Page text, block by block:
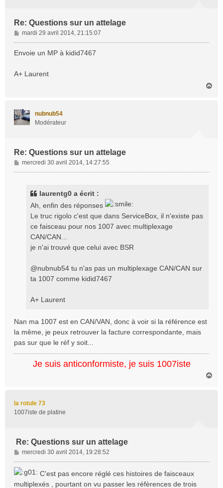
Re: Questions sur un attelage
M
e
s
g
mardi 29 avril 2014, 21:15:07
Envoie un MP à kidid7467
A+ Laurent
nubnub54
Modérateur
Re: Questions sur un attelage
M
e
mercredi 30 avril 2014, 14:27:55
laurentg0 a écrit :
Ah, enfin des réponses
Le truc rigolo c'est que dans ServiceBox, il n'existe pas
ce faisceau pour nos 1007 avec multiplexage
CAN/CAN...
je n'ai trouvé que celui avec BSR
@nubnub54 tu n'as pas un multiplexage CAN/CAN sur
ta 1007 comme kidid7467
A+ Laurent
Nan ma 1007 est en CAN/VAN, donc à voir si la référence est
la même, je peux retrouver la facture correspondante, mais
pas sur que le réf y soit...
Je suis anticonformiste, je suis 1007iste
la rotule 73
1007iste de platine
Re: Questions sur un attelage
M
e
s
mercredi 30 avril 2014, 19:28:52
C'est pas encore réglé ces histoires de faisceaux
multiplexés , pourtant on vu passer les réfèrences de trois